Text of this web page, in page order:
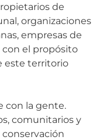
de
organizaciones
empresas de
con el propósito
este territorio
con la gente.
comunitarios y